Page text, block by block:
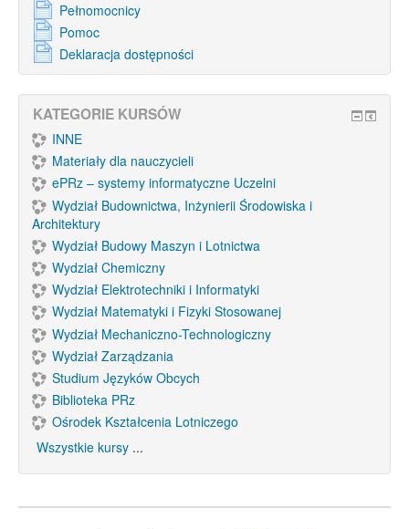
Pełnomocnicy
Pomoc
Deklaracja dostępności
KATEGORIE KURSÓW
INNE
Materiały dla nauczycieli
ePRz – systemy informatyczne Uczelni
Wydział Budownictwa, Inżynierii Środowiska i
Architektury
Wydział Budowy Maszyn i Lotnictwa
Wydział Chemiczny
Wydział Elektrotechniki i Informatyki
Wydział Matematyki i Fizyki Stosowanej
Wydział Mechaniczno-Technologiczny
Wydział Zarządzania
Studium Języków Obcych
Biblioteka PRz
Ośrodek Kształcenia Lotniczego
Wszystkie kursy ...